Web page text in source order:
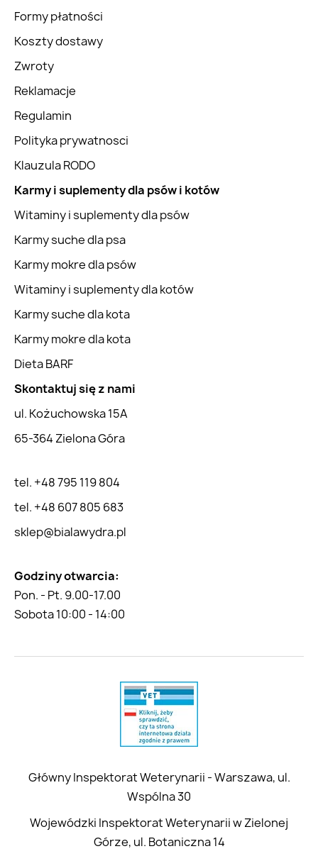
Formy płatności
Koszty dostawy
Zwroty
Reklamacje
Regulamin
Polityka prywatnosci
Klauzula RODO
Karmy i suplementy dla psów i kotów
Witaminy i suplementy dla psów
Karmy suche dla psa
Karmy mokre dla psów
Witaminy i suplementy dla kotów
Karmy suche dla kota
Karmy mokre dla kota
Dieta BARF
Skontaktuj się z nami
ul. Kożuchowska 15A
65-364 Zielona Góra
tel. +48 795 119 804
tel. +48 607 805 683
sklep@bialawydra.pl
Godziny otwarcia:
Pon. - Pt. 9.00-17.00
Sobota 10:00 - 14:00
Główny Inspektorat Weterynarii - Warszawa, ul.
Wspólna 30
Wojewódzki Inspektorat Weterynarii w Zielonej
Górze, ul. Botaniczna 14